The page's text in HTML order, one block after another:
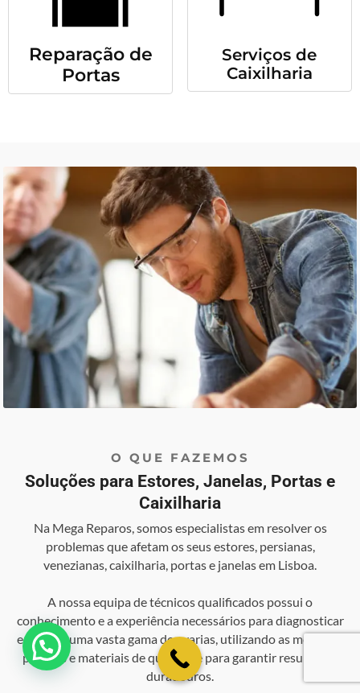
Reparação de
Portas
Serviços de
Caixilharia
O QUE FAZEMOS
Soluções para Estores, Janelas, Portas e
Caixilharia
Na Mega Reparos, somos especialistas em resolver os
problemas que afetam os seus estores, persianas,
venezianas, caixilharia, portas e janelas em Lisboa.
A nossa equipa de técnicos qualificados possui o
conhecimento e a experiência necessários para diagnosticar
e reparar uma vasta gama de avarias, utilizando as melhores
práticas e materiais de qualidade para garantir resultados
duradouros.
💬 Como podemos ajudar?